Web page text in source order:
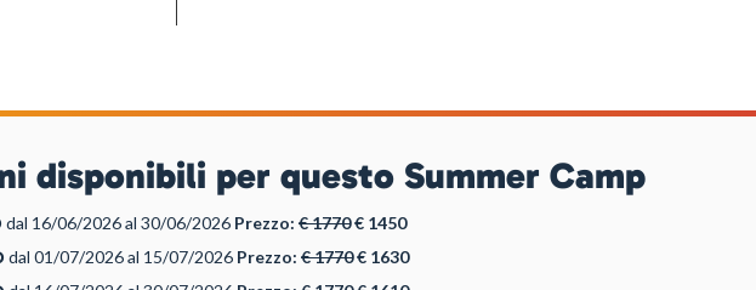
disponibili per questo Summer Camp
dal 16/06/2026al 30/06/2026 Prezzo: € 1770€ 1450
dal 01/07/2026al 15/07/2026 Prezzo: € 1770€ 1630